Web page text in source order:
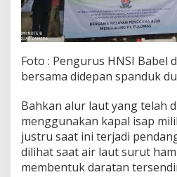
a
i
Foto : Pengurus HNSI Babel
bersama didepan spanduk
Bahkan alur laut yang telah
menggunakan kapal isap
justru saat ini terjadi
dilihat saat air laut surut
membentuk daratan